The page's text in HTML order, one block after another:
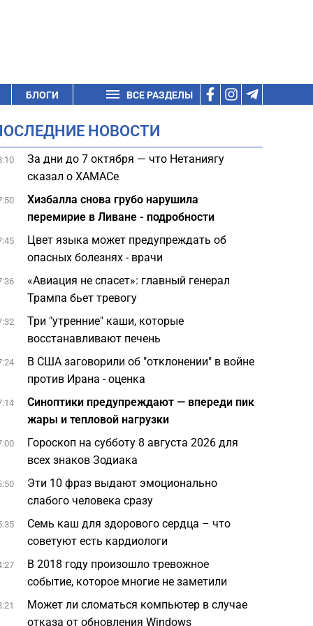
БЛОГИ ВСЕ РАЗДЕЛЫ
НОВОСТИ
За дни до 7 октября — что Нетаниягу
сказал о ХАМАСе
Хизбалла снова грубо нарушила
перемирие в Ливане - подробности
Цвет языка может предупреждать об
опасных болезнях - врачи
«Авиация не спасет»: главный генерал
Трампа бьет тревогу
Три "утренние" каши, которые
восстанавливают печень
В США заговорили об "отклонении" в войне
против Ирана - оценка
Синоптики предупреждают — впереди пик
жары и тепловой нагрузки
Гороскоп на субботу 8 августа 2026 для
всех знаков Зодиака
Эти 10 фраз выдают эмоционально
слабого человека сразу
Семь каш для здорового сердца – что
советуют есть кардиологи
В 2018 году произошло тревожное
событие, которое многие не заметили
Может ли сломаться компьютер в случае
отказа от обновления Windows